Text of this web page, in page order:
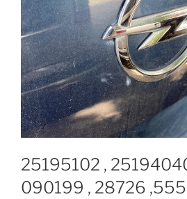
25195102 ,
090199 , 28726